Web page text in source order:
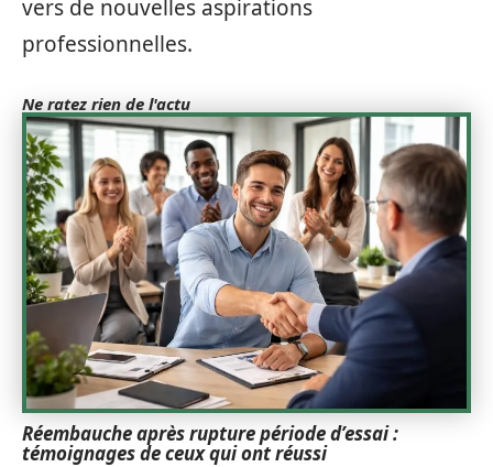
vers de nouvelles aspirations
professionnelles.
Ne ratez rien de l'actu
Réembauche après rupture période d’essai :
témoignages de ceux qui ont réussi